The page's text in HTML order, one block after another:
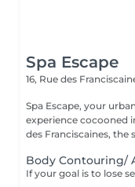
Spa Escape
16, Rue des
Spa Escape, your
experience cocooned
des Franciscaines, the
Body Contouring/